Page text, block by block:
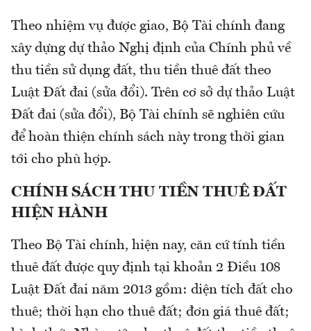
Theo nhiệm vụ được giao, Bộ Tài chính đang
xây dựng dự thảo Nghị định của Chính phủ về
thu tiền sử dụng đất, thu tiền thuê đất theo
Luật Đất đai (sửa đổi). Trên cơ sở dự thảo Luật
Đất đai (sửa đổi), Bộ Tài chính sẽ nghiên cứu
để hoàn thiện chính sách này trong thời gian
tới cho phù hợp.
CHÍNH SÁCH THU TIỀN THUÊ ĐẤT
HIỆN HÀNH
Theo Bộ Tài chính, hiện nay, căn cứ tính tiền
thuê đất được quy định tại khoản 2 Điều 108
Luật Đất đai năm 2013 gồm: diện tích đất cho
thuê; thời hạn cho thuê đất; đơn giá thuê đất;